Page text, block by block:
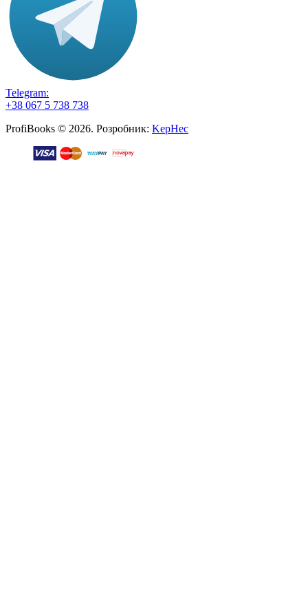
Telegram:
+38 067 5 738 738
ProfiBooks © 2026. Розробник: KepHec